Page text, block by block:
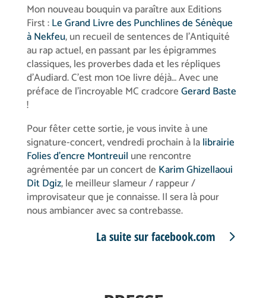
Mon nouveau bouquin va paraître aux Editions
First :Le Grand Livre des Punchlines de Sénèque
à Nekfeu, un recueil de sentences de l’Antiquité
au rap actuel, en passant par les épigrammes
classiques, les proverbes dada et les répliques
d’Audiard. C’est mon 10e livre déjà… Avec une
préface de l’incroyable MC cradcoreGerard Baste
!
Pour fêter cette sortie, je vous invite à une
signature-concert, vendredi prochain à lalibrairie
Folies d’encre Montreuil une rencontre
agrémentée par un concert de Karim Ghizellaoui
Dit Dgiz, le meilleur slameur / rappeur /
improvisateur que je connaisse. Il sera là pour
nous ambiancer avec sa contrebasse.
La suite sur facebook.com